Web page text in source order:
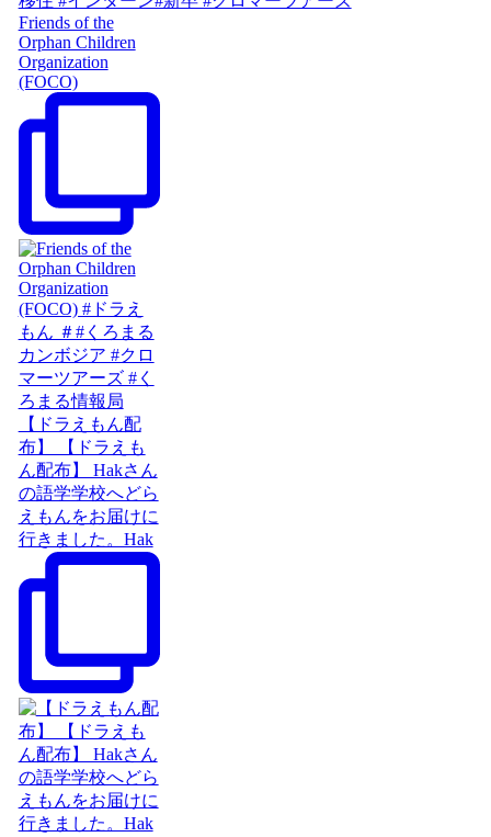
Friends of the
Orphan Children
Organization
(FOCO)
【ドラえもん配
布】 【ドラえも
ん配布】 Hakさん
の語学学校へどら
えもんをお届けに
行きました。Hak